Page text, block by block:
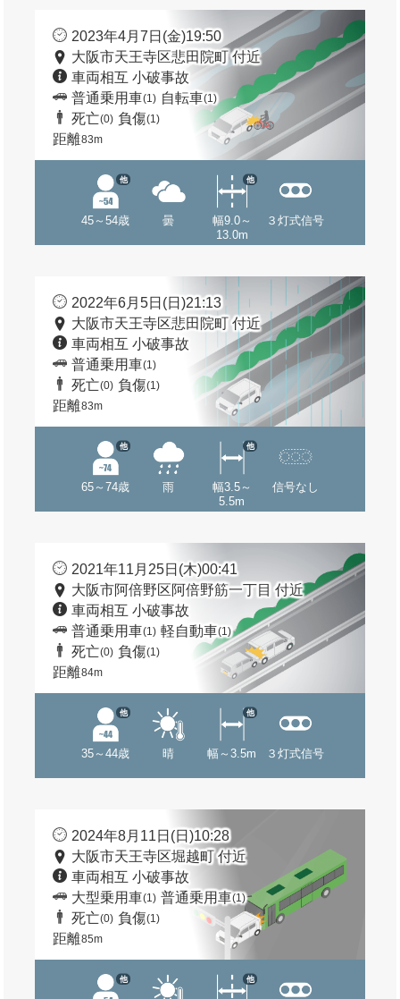
2023年4月7日(金)19:50
大阪市天王寺区悲田院町 付近
車両相互 小破事故
普通乗用車(1) 自転車(1)
死亡(0) 負傷(1)
距離83m
45～54歳
他
曇
幅9.0～
13.0m
他
３灯式信号
2022年6月5日(日)21:13
大阪市天王寺区悲田院町 付近
車両相互 小破事故
普通乗用車(1)
死亡(0) 負傷(1)
距離83m
65～74歳
他
雨
幅3.5～
5.5m
他
信号なし
2021年11月25日(木)00:41
大阪市阿倍野区阿倍野筋一丁目 付近
車両相互 小破事故
普通乗用車(1) 軽自動車(1)
死亡(0) 負傷(1)
距離84m
35～44歳
他
晴 幅～3.5m
他
３灯式信号
2024年8月11日(日)10:28
大阪市天王寺区堀越町 付近
車両相互 小破事故
大型乗用車(1) 普通乗用車(1)
死亡(0) 負傷(1)
距離85m
他 他